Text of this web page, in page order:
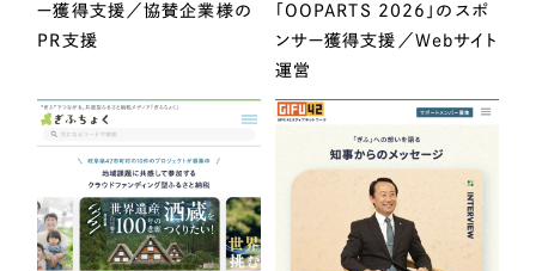
ー獲得支援／協賛企業様の
PR支援
「OOPARTS 2026」のスポ
ンサー獲得支援／Webサイト
運営